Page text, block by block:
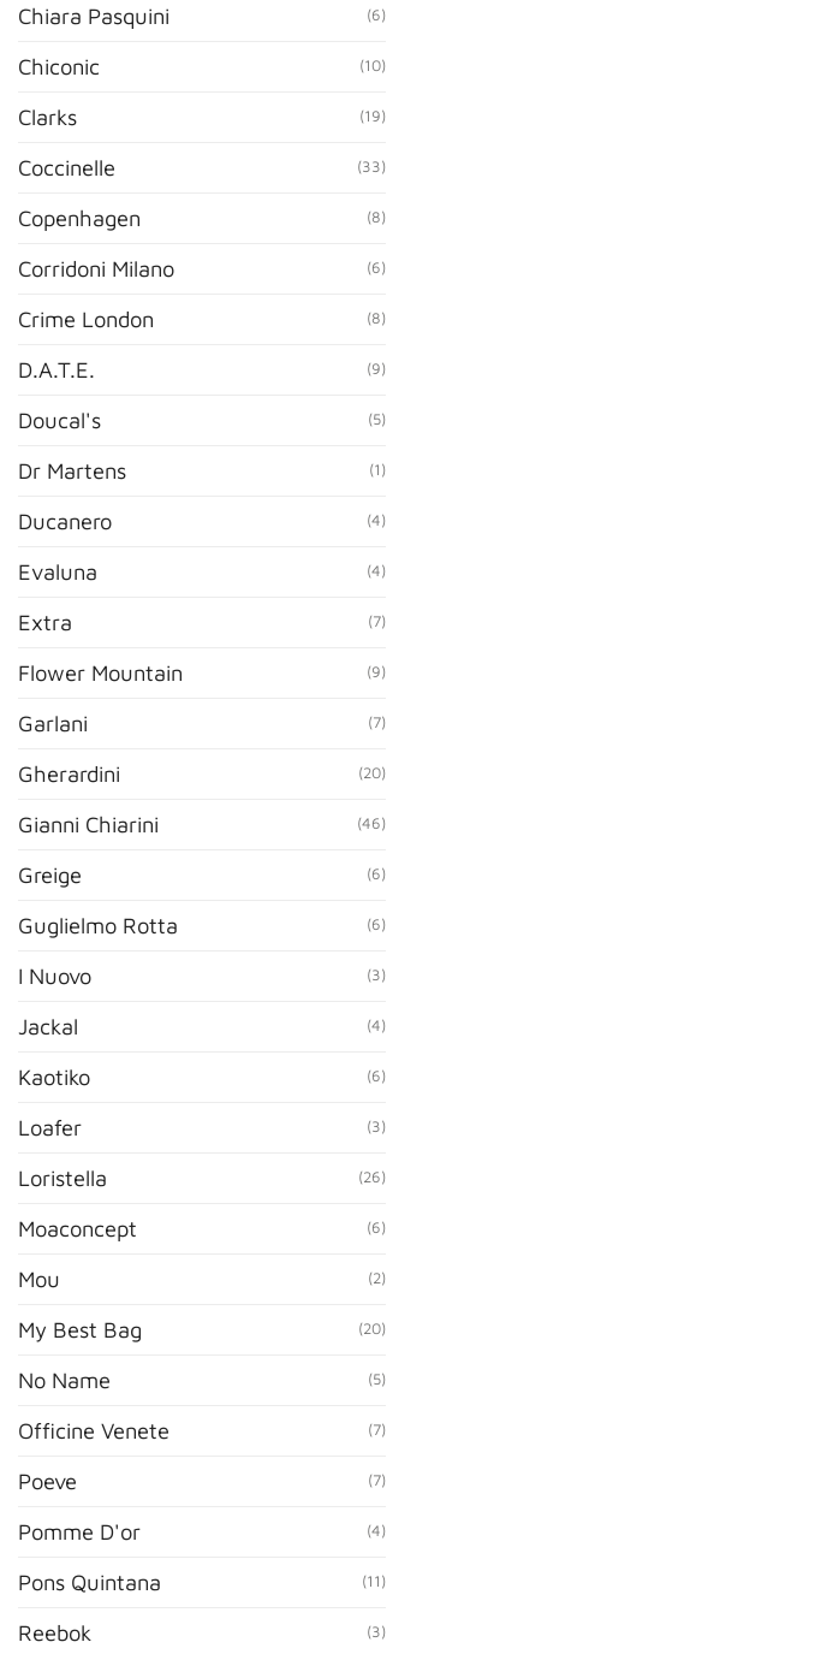
Chiara Pasquini (6)
Chiconic (10)
Clarks (19)
Coccinelle (33)
Copenhagen (8)
Corridoni Milano (6)
Crime London (8)
D.A.T.E. (9)
Doucal's (5)
Dr Martens (1)
Ducanero (4)
Evaluna (4)
Extra (7)
Flower Mountain (9)
Garlani (7)
Gherardini (20)
Gianni Chiarini (46)
Greige (6)
Guglielmo Rotta (6)
I Nuovo (3)
Jackal (4)
Kaotiko (6)
Loafer (3)
Loristella (26)
Moaconcept (6)
Mou (2)
My Best Bag (20)
No Name (5)
Officine Venete (7)
Poeve (7)
Pomme D'or (4)
Pons Quintana (11)
Reebok (3)